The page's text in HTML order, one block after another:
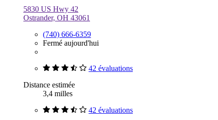
5830 US Hwy 42
Ostrander, OH 43061
(740) 666-6359
Fermé aujourd'hui
42 évaluations
Distance estimée
3,4 milles
42 évaluations